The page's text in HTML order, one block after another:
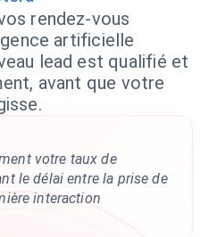
rendez-vous
artificielle
lead est qualifié et
avant que votre
votre taux de
le délai entre la prise de
interaction